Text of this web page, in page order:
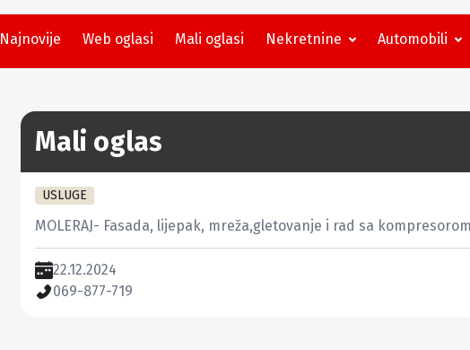
Najnovije Web oglasi Mali oglasi Nekretnine Automobili
Mali oglas
USLUGE
MOLERAJ- Fasada, lijepak, mreža,gletovanje i rad sa
22.12.2024
069-877-719